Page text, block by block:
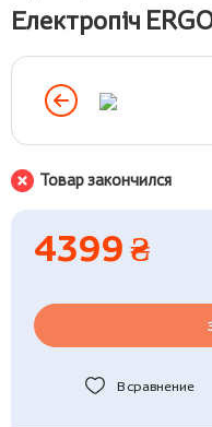
Електропіч
Товар закончился
4399 ₴
В сравнение